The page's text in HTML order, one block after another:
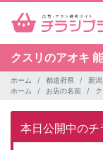
クスリのアオキ
ホーム 都道府県 新
ホーム
お店の名前
本日公開中のチ